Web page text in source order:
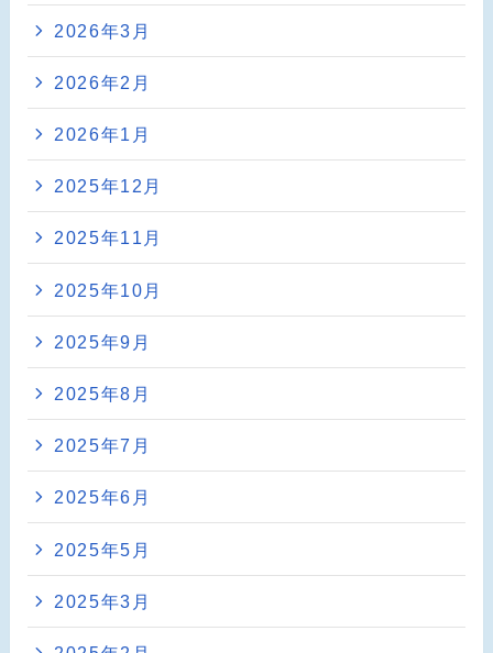
2026年3月
2026年2月
2026年1月
2025年12月
2025年11月
2025年10月
2025年9月
2025年8月
2025年7月
2025年6月
2025年5月
2025年3月